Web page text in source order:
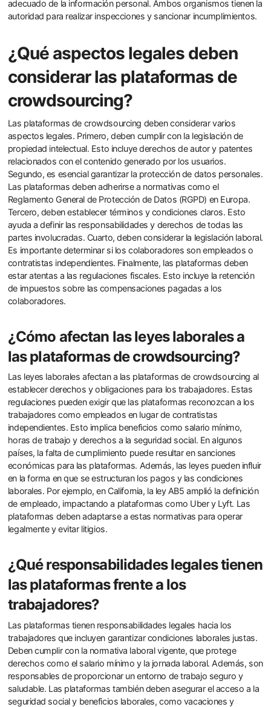
adecuado de la información personal. Ambos organismos tienen la
autoridad para realizar inspecciones y sancionar incumplimientos.
¿Qué aspectos legales deben
considerar las plataformas de
crowdsourcing?
Las plataformas de crowdsourcing deben considerar varios
aspectos legales. Primero, deben cumplir con la legislación de
propiedad intelectual. Esto incluye derechos de autor y patentes
relacionados con el contenido generado por los usuarios.
Segundo, es esencial garantizar la protección de datos personales.
Las plataformas deben adherirse a normativas como el
Reglamento General de Protección de Datos (RGPD) en Europa.
Tercero, deben establecer términos y condiciones claros. Esto
ayuda a definir las responsabilidades y derechos de todas las
partes involucradas. Cuarto, deben considerar la legislación laboral.
Es importante determinar si los colaboradores son empleados o
contratistas independientes. Finalmente, las plataformas deben
estar atentas a las regulaciones fiscales. Esto incluye la retención
de impuestos sobre las compensaciones pagadas a los
colaboradores.
¿Cómo afectan las leyes laborales a
las plataformas de crowdsourcing?
Las leyes laborales afectan a las plataformas de crowdsourcing al
establecer derechos y obligaciones para los trabajadores. Estas
regulaciones pueden exigir que las plataformas reconozcan a los
trabajadores como empleados en lugar de contratistas
independientes. Esto implica beneficios como salario mínimo,
horas de trabajo y derechos a la seguridad social. En algunos
países, la falta de cumplimiento puede resultar en sanciones
económicas para las plataformas. Además, las leyes pueden influir
en la forma en que se estructuran los pagos y las condiciones
laborales. Por ejemplo, en California, la ley AB5 amplió la definición
de empleado, impactando a plataformas como Uber y Lyft. Las
plataformas deben adaptarse a estas normativas para operar
legalmente y evitar litigios.
¿Qué responsabilidades legales tienen
las plataformas frente a los
trabajadores?
Las plataformas tienen responsabilidades legales hacia los
trabajadores que incluyen garantizar condiciones laborales justas.
Deben cumplir con la normativa laboral vigente, que protege
derechos como el salario mínimo y la jornada laboral. Además, son
responsables de proporcionar un entorno de trabajo seguro y
saludable. Las plataformas también deben asegurar el acceso a la
seguridad social y beneficios laborales, como vacaciones y